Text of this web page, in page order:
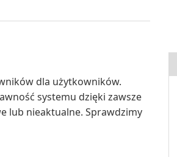
dla użytkowników.
systemu dzięki zawsze
lub nieaktualne. Sprawdzimy